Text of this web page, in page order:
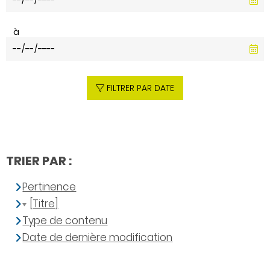
à
FILTRER PAR DATE
TRIER PAR :
Pertinence
[Titre]
Type de contenu
Date de dernière modification